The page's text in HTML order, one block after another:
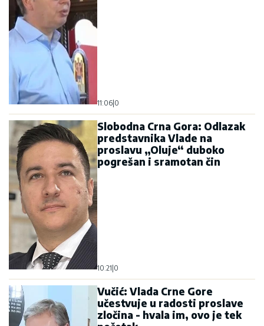
11:06|0
Slobodna Crna Gora: Odlazak
predstavnika Vlade na
proslavu „Oluje“ duboko
pogrešan i sramotan čin
10:21|0
Vučić: Vlada Crne Gore
učestvuje u radosti proslave
zločina - hvala im, ovo je tek